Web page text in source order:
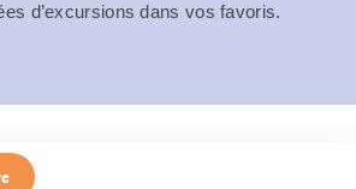
d’excursions dans vos favoris.